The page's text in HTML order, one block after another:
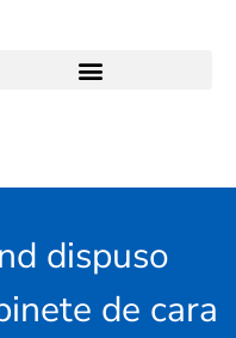
dispuso
de cara